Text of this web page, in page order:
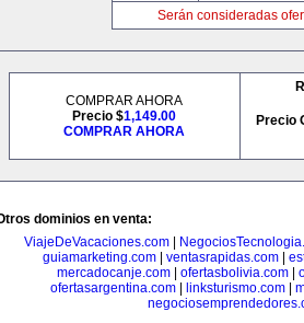
Serán consideradas
COMPRAR AHORA
Precio $1,149.00
COMPRAR AHORA
Precio
dominios en venta:
ViajeDeVacaciones.com
guiamarketing.com| ventasrapidas.com|
mercadocanje.com
ofertasbolivia.com
ofertasargentina.com| linksturismo.com|